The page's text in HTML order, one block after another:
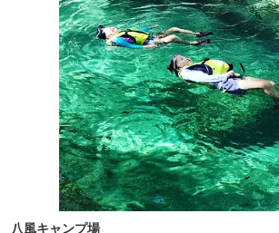
八風キャンプ場